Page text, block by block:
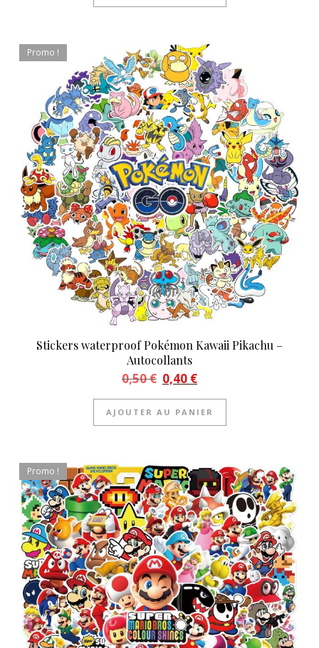
Promo !
Stickers waterproof Pokémon Kawaii Pikachu –
Autocollants
0,50€ Le prix initial était : 0,50 €.
0,40 €Le prix actuel est : 0,40 €.
AJOUTER AU PANIER
Promo !